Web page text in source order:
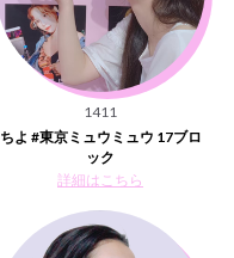
1411
ちよ #東京ミュウミュウ 17ブロ
ック
詳細はこちら